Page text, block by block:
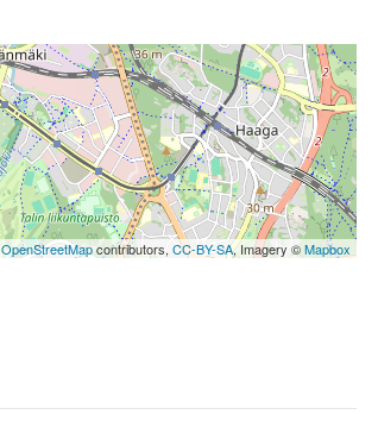
OpenStreetMapcontributors, CC-BY-SA, Imagery ©Mapbox